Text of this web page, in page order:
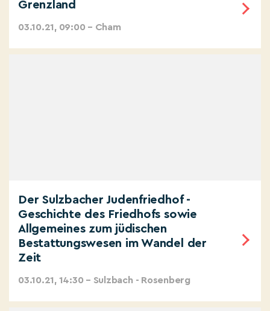
Grenzland
03.10.21, 09:00 – Cham
Der Sulzbacher Judenfriedhof -
Geschichte des Friedhofs sowie
Allgemeines zum jüdischen
Bestattungswesen im Wandel der
Zeit
03.10.21, 14:30 – Sulzbach - Rosenberg